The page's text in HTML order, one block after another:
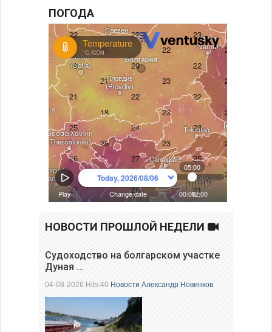
ПОГОДА
НОВОСТИ ПРОШЛОЙ НЕДЕЛИ
Судоходство на болгарском участке
Дуная …
04-08-2026 Hits:40Новости Александр Новинков